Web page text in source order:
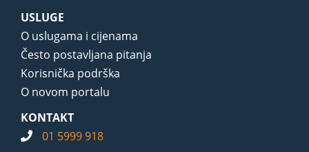
USLUGE
O uslugama i cijenama
Često postavljana pitanja
Korisnička podrška
O novom portalu
KONTAKT
01 5999 918